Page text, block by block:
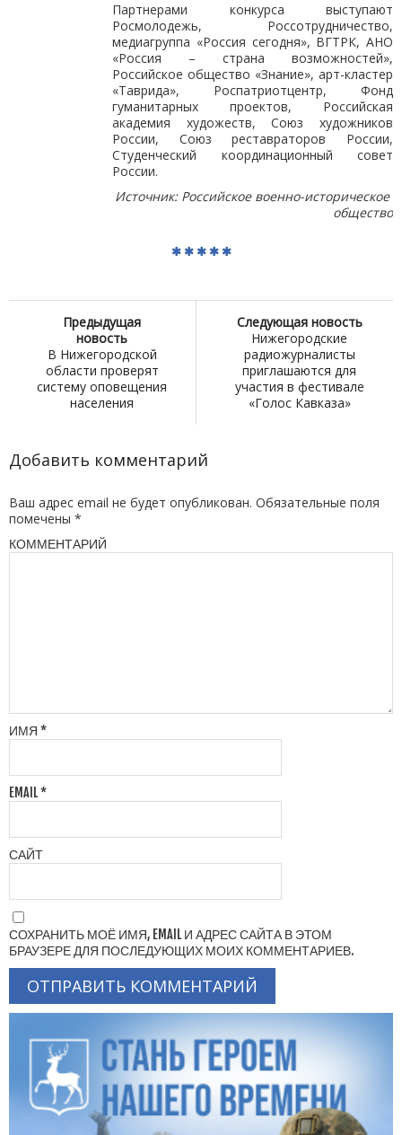
Партнерами конкурса выступают
Росмолодежь, Россотрудничество,
медиагруппа «Россия сегодня», ВГТРК, АНО
«Россия – страна возможностей»,
Российское общество «Знание», арт-кластер
«Таврида», Роспатриотцентр, Фонд
гуманитарных проектов, Российская
академия художеств, Союз художников
России, Союз реставраторов России,
Студенческий координационный совет
России.
Источник: Российское военно-историческое
общество
Предыдущая
новость
В Нижегородской
области проверят
систему оповещения
населения
Следующая новость
Нижегородские
радиожурналисты
приглашаются для
участия в фестивале
«Голос Кавказа»
Добавить комментарий
Ваш адрес email не будет опубликован. Обязательные поля
помечены *
КОММЕНТАРИЙ
ИМЯ *
EMAIL*
САЙТ
СОХРАНИТЬ МОЁ ИМЯ, EMAIL И АДРЕС САЙТА В ЭТОМ
БРАУЗЕРЕ ДЛЯ ПОСЛЕДУЮЩИХ МОИХ КОММЕНТАРИЕВ.